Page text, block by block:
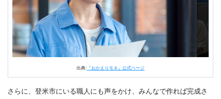
出典: 『おかえりモネ』公式ページ
さらに、登米市にいる職人にも声をかけ、みんなで作れば完成さ